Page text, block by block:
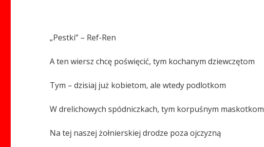
„Pestki” – Ref-Ren
A ten wiersz chcę poświęcić, tym kochanym dziewczętom
Tym – dzisiaj już kobietom, ale wtedy podlotkom
W drelichowych spódniczkach, tym korpuśnym maskotkom
Na tej naszej żołnierskiej drodze poza ojczyzną